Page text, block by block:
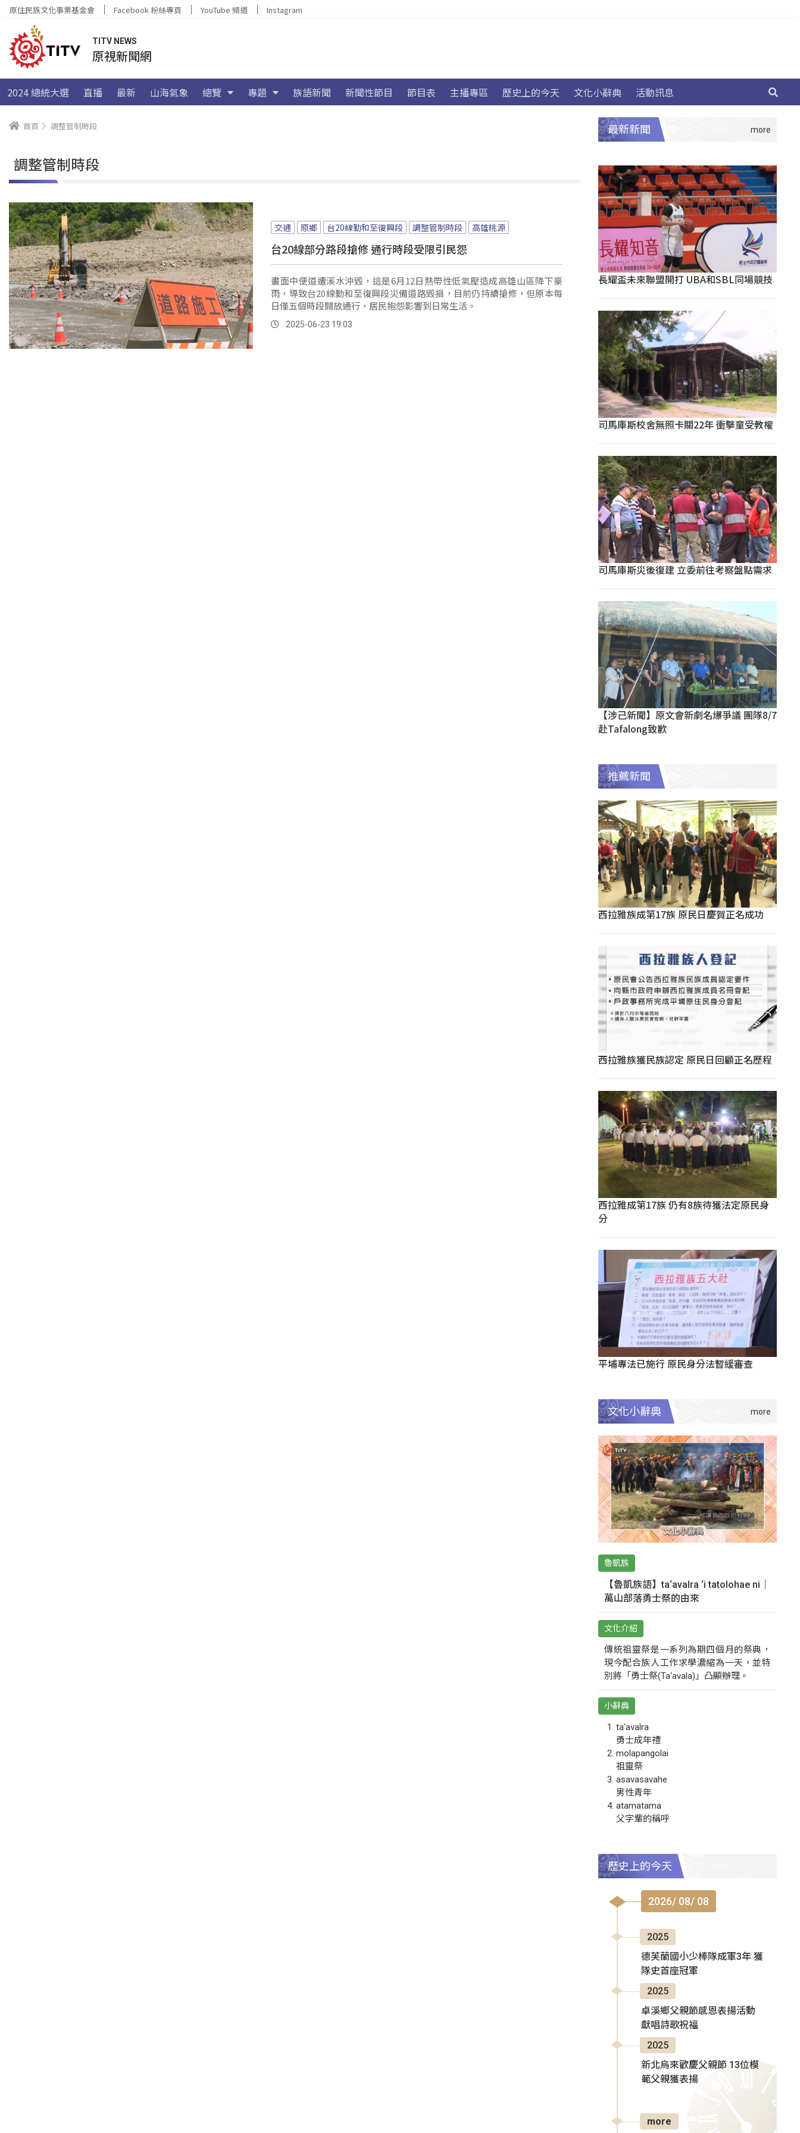
原住民族文化事業基金會 Facebook 粉絲專頁 YouTube 頻道 Instagram
TITV NEWS
原視新聞網
2024 總統大選 直播 最新 山海氣象 總覽 專題 族語新聞 新聞性節目 節目表 主播專區 歷史上的今天 文化小辭典 活動訊息
首頁 調整管制時段
調整管制時段
交通 原鄉 台20線勤和至復興段 調整管制時段 高雄桃源
台20線部分路段搶修 通行時段受限引民怨
畫面中便道遭溪水沖毀，這是6月12日熱帶性低氣壓造成高雄山區降下豪
雨，導致台20線勤和至復興段災備道路毀損，目前仍持續搶修，但原本每
日僅五個時段開放通行，居民抱怨影響到日常生活。
2025-06-23 19:03
最新新聞
長耀盃未來聯盟開打 UBA和SBL同場競技
司馬庫斯校舍無照卡關22年 衝擊童受教權
司馬庫斯災後復建 立委前往考察盤點需求
【涉己新聞】原文會新劇名爆爭議 團隊8/7
赴Tafalong致歉
推薦新聞
西拉雅族成第17族 原民日慶賀正名成功
西拉雅族獲民族認定 原民日回顧正名歷程
西拉雅成第17族 仍有8族待獲法定原民身
分
平埔專法已施行 原民身分法暫緩審查
文化小辭典
魯凱族
【魯凱族語】ta‘avalra ‘i tatolohae ni｜
萬山部落勇士祭的由來
文化介紹
傳統祖靈祭是一系列為期四個月的祭典，
現今配合族人工作求學濃縮為一天，並特
別將「勇士祭(Ta‘avala)」凸顯辦理。
小辭典
ta‘avalra
勇士成年禮
molapangolai
祖靈祭
asavasavahe
男性青年
atamatama
父字輩的稱呼
歷史上的今天
2026/ 08/ 08
2025
德芙蘭國小少棒隊成軍3年 獲
隊史首座冠軍
2025
卓溪鄉父親節感恩表揚活動
獻唱詩歌祝福
2025
新北烏來歡慶父親節 13位模
範父親獲表揚
more